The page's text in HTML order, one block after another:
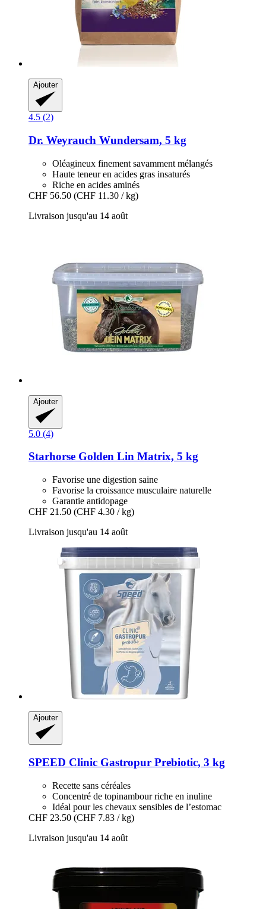
Ajouter
4.5 (2)
Dr. Weyrauch Wundersam, 5 kg
Oléagineux finement savamment mélangés
Haute teneur en acides gras insaturés
Riche en acides aminés
CHF 56.50 (CHF 11.30 / kg)
Livraison jusqu'au 14 août
Ajouter
5.0 (4)
Starhorse Golden Lin Matrix, 5 kg
Favorise une digestion saine
Favorise la croissance musculaire naturelle
Garantie antidopage
CHF 21.50 (CHF 4.30 / kg)
Livraison jusqu'au 14 août
Ajouter
SPEED Clinic Gastropur Prebiotic, 3 kg
Recette sans céréales
Concentré de topinambour riche en inuline
Idéal pour les chevaux sensibles de l’estomac
CHF 23.50 (CHF 7.83 / kg)
Livraison jusqu'au 14 août